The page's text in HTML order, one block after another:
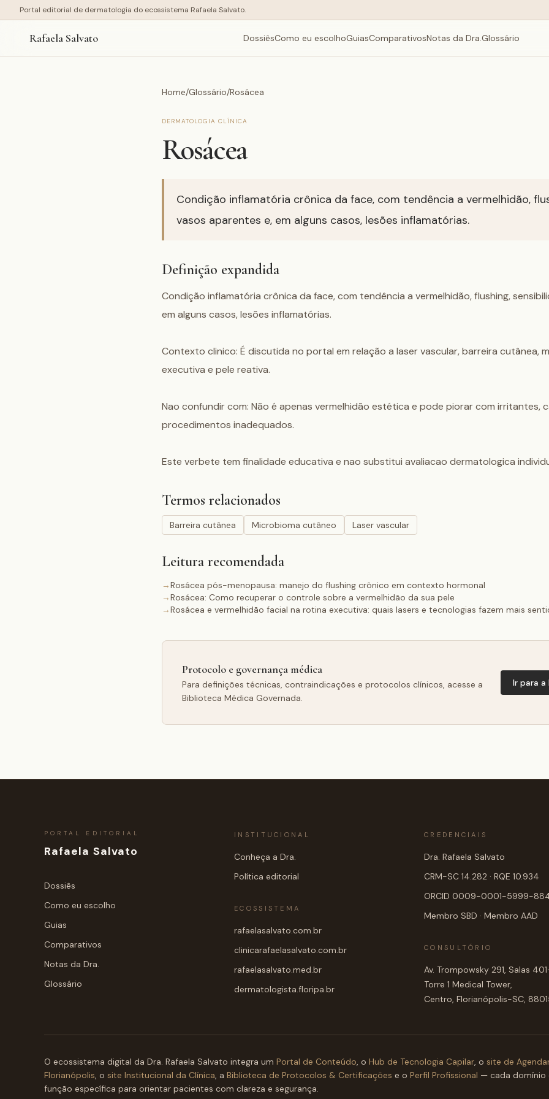
Portal editorial de dermatologia do ecossistema Rafaela Salvato.
Rafaela Salvato DossiêsComo eu escolhoGuiasComparativosNotas da Dra.Glossário
Home/Glossário/Rosácea
DERMATOLOGIA CLÍNICA
Rosácea
Condição inflamatória crônica da face, com tendência a vermelhidão,
vasos aparentes e, em alguns casos, lesões inflamatórias.
Definição expandida
Condição inflamatória crônica da face, com tendência a vermelhidão, flushing,
em alguns casos, lesões inflamatórias.
Contexto clinico: É discutida no portal em relação a laser vascular, barreira cutânea,
executiva e pele reativa.
Nao confundir com: Não é apenas vermelhidão estética e pode piorar com irritantes,
procedimentos inadequados.
Este verbete tem finalidade educativa e nao substitui avaliacao dermatologica
Termos relacionados
Barreira cutânea Microbioma cutâneo Laser vascular
Leitura recomendada
→Rosácea pós-menopausa: manejo do flushing crônico em contexto hormonal
→Rosácea: Como recuperar o controle sobre a vermelhidão da sua pele
→Rosácea e vermelhidão facial na rotina executiva: quais lasers e tecnologias fazem mais
Protocolo e governança médica
Para definições técnicas, contraindicações e protocolos clínicos, acesse a
Biblioteca Médica Governada.
Ir para
PORTAL EDITORIAL
Rafaela Salvato
Dossiês
Como eu escolho
Guias
Comparativos
Notas da Dra.
Glossário
INSTITUCIONAL
Conheça a Dra.
Política editorial
ECOSSISTEMA
rafaelasalvato.com.br
clinicarafaelasalvato.com.br
rafaelasalvato.med.br
dermatologista.floripa.br
CREDENCIAIS
Dra. Rafaela Salvato
CRM-SC 14.282 · RQE 10.934
ORCID 0009-0001-5999-
Membro SBD · Membro AAD
CONSULTÓRIO
Av. Trompowsky 291, Salas
Torre 1 Medical Tower,
Centro, Florianópolis-SC,
O ecossistema digital da Dra. Rafaela Salvato integra um Portal de Conteúdo, o Hub de Tecnologia Capilar, o site de
Florianópolis, o site Institucional da Clínica, a Biblioteca de Protocolos & Certificações e o Perfil Profissional — cada domínio
função específica para orientar pacientes com clareza e segurança.